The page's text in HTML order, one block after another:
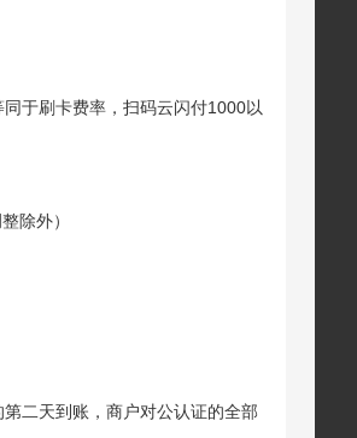
于刷卡费率，扫码云闪付1000以
除外）
二天到账，商户对公认证的全部